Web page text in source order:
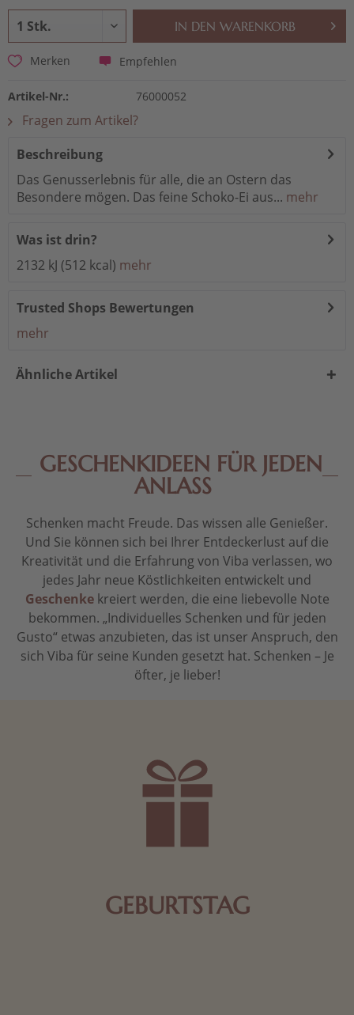
IN DEN WARENKORB
Merken Empfehlen
Artikel-Nr.: 76000052
Fragen zum Artikel?
Beschreibung
Das Genusserlebnis für alle, die an Ostern das
Besondere mögen. Das feine Schoko-Ei aus... mehr
Was ist drin?
2132 kJ (512 kcal) mehr
Trusted Shops Bewertungen
mehr
Ähnliche Artikel
GESCHENKIDEEN FÜR JEDEN
ANLASS
Schenken macht Freude. Das wissen alle Genießer.
Und Sie können sich bei Ihrer Entdeckerlust auf die
Kreativität und die Erfahrung von Viba verlassen, wo
jedes Jahr neue Köstlichkeiten entwickelt und
Geschenkekreiert werden, die eine liebevolle Note
bekommen. „Individuelles Schenken und für jeden
Gusto“ etwas anzubieten, das ist unser Anspruch, den
sich Viba für seine Kunden gesetzt hat. Schenken – Je
öfter, je lieber!
GEBURTSTAG